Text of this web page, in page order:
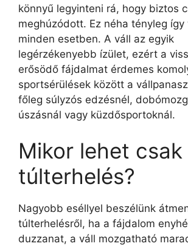
könnyű legyinteni rá, hogy biztos
meghúzódott. Ez néha tényleg így
minden esetben. A váll az egyik
legérzékenyebb ízület, ezért a
erősödő fájdalmat érdemes
sportsérülések között a
főleg súlyzós edzésnél,
úszásnál vagy küzdősportoknál.
Mikor lehet csak
túlterhelés?
Nagyobb eséllyel beszélünk
túlterhelésről, ha a fájdalom
duzzanat, a váll mozgatható